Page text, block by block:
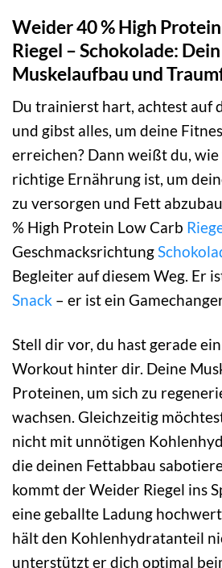
Weider 40 % High
Riegel – Schokolade:
Muskelaufbau und
Du trainierst hart, achtest auf
und gibst alles, um deine
erreichen? Dann weißt du,
richtige Ernährung ist, um
zu versorgen und Fett
% High Protein Low Carb
Geschmacksrichtung
Begleiter auf diesem Weg. Er
Snack – er ist ein
Stell dir vor, du hast gerade
Workout hinter dir. Deine
Proteinen, um sich zu
wachsen. Gleichzeitig
nicht mit unnötigen
die deinen Fettabbau
kommt der Weider Riegel ins
eine geballte Ladung
hält den Kohlenhydratanteil
unterstützt er dich optimal